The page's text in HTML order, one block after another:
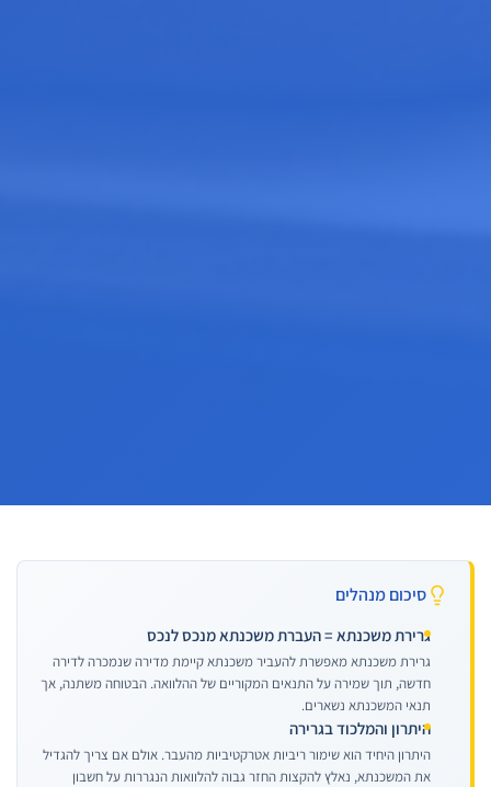
סיכום מנהלים
גרירת משכנתא = העברת משכנתא מנכס לנכס
גרירת משכנתא מאפשרת להעביר משכנתא קיימת מדירה שנמכרה לדירה
חדשה, תוך שמירה על התנאים המקוריים של ההלוואה. הבטוחה משתנה, אך
תנאי המשכנתא נשארים.
היתרון והמלכוד בגרירה
היתרון היחיד הוא שימור ריביות אטרקטיביות מהעבר. אולם אם צריך להגדיל
את המשכנתא, נאלץ להקצות החזר גבוה להלוואות הנגררות על חשבון